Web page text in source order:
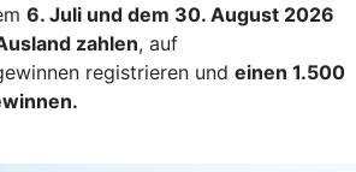
6. Juli und dem 30. August 2026
zahlen, auf
registrieren und einen 1.500